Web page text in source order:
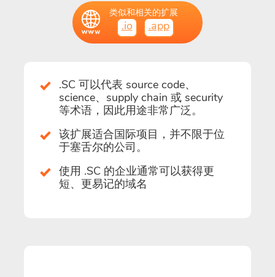
类似和相关的扩展
.io .app
.SC 可以代表 source code、
science、supply chain 或 security
等术语，因此用途非常广泛。
该扩展适合国际项目，并不限于位
于塞舌尔的公司。
使用 .SC 的企业通常可以获得更
短、更易记的域名